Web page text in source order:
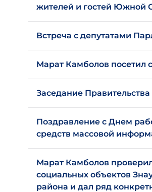
жителей и гостей Южной
Встреча с депутатами
Марат Камболов посетил
Заседание Правительства
Поздравление с Днем
средств массовой
Марат Камболов
социальных объектов
района и дал ряд